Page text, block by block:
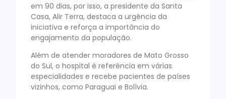
em 90 dias, por isso, a presidente da Santa
Casa, Alir Terra, destaca a urgência da
iniciativa e reforça a importância do
engajamento da população.
Além de atender moradores de Mato Grosso
do Sul, o hospital é referência em várias
especialidades e recebe pacientes de países
vizinhos, como Paraguai e Bolívia.